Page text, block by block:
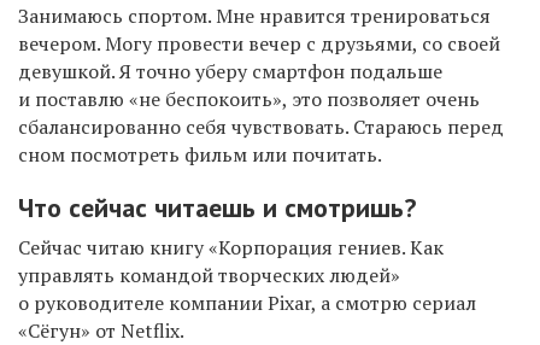
Занимаюсь спортом. Мне нравится тренироваться
вечером. Могу провести вечер с друзьями, со своей
девушкой. Я точно уберу смартфон подальше
и поставлю «не беспокоить», это позволяет очень
сбалансированно себя чувствовать. Стараюсь перед
сном посмотреть фильм или почитать.
Что сейчас читаешь и смотришь?
Сейчас читаю книгу «Корпорация гениев. Как
управлять командой творческих людей»
о руководителе компании Pixar, а смотрю сериал
«Сёгун» от Netflix.